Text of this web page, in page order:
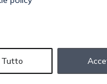
All
Privacy Cookie Policy